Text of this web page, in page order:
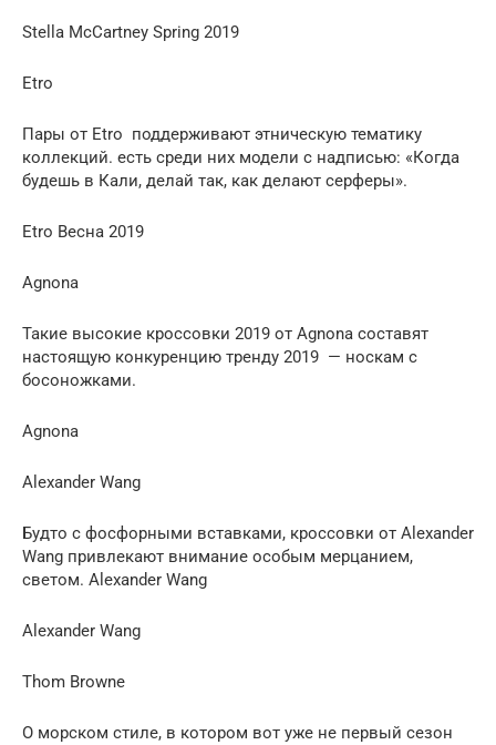
Stella McCartney Spring 2019
Etro
Пары от Etro поддерживают этническую тематику
коллекций. есть среди них модели с надписью: «Когда
будешь в Кали, делай так, как делают серферы».
Etro Весна 2019
Agnona
Такие высокие кроссовки 2019 от Agnona составят
настоящую конкуренцию тренду 2019 — носкам с
босоножками.
Agnona
Alexander Wang
Будто с фосфорными вставками, кроссовки от Alexander
Wang привлекают внимание особым мерцанием,
светом. Alexander Wang
Alexander Wang
Thom Browne
О морском стиле, в котором вот уже не первый сезон